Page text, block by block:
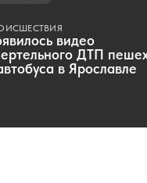
видео
ДТП
в Ярославле